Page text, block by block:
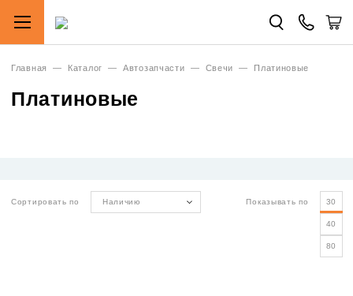
Главная — Каталог — Автозапчасти — Свечи — Платиновые
Платиновые
Сортировать по Наличию Показывать по 30
40
80